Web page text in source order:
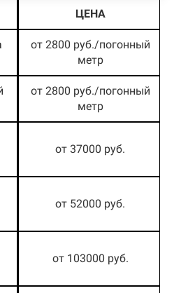
ЦЕНА
от 2800 руб./погонный
метр
от 2800 руб./погонный
метр
от 37000 руб.
от 52000 руб.
от 103000 руб.